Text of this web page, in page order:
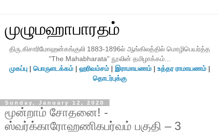
முழுமஹாபாரதம்
திரு.கிசாரிமோஹன்கங்குலி 1883-1896ல் ஆங்கிலத்தில் மொழிபெயர்த்த
"The Mahabharata" நூலின் தமிழாக்கம்...
முகப்பு| பொருளடக்கம்| ஹரிவம்சம்| இராமாயணம்| உத்தர ராமாயணம்|
தொடர்புக்கு
Sunday, January 12, 2020
மூன்றாம் சோதனை! -
ஸ்வர்க்காரோஹணிகபர்வம் பகுதி – 3